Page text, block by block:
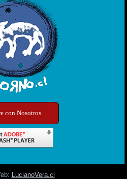
con Nosotros
LucianoVera.cl